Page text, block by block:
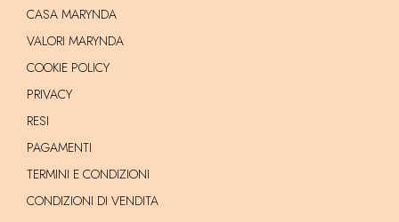
CASA MARYNDA
VALORI MARYNDA
COOKIE POLICY
PRIVACY
RESI
PAGAMENTI
TERMINI E CONDIZIONI
CONDIZIONI DI VENDITA